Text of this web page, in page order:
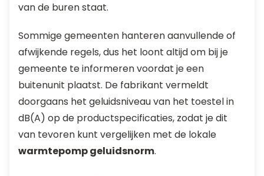
van de buren staat.
Sommige gemeenten hanteren aanvullende of
afwijkende regels, dus het loont altijd om bij je
gemeente te informeren voordat je een
buitenunit plaatst. De fabrikant vermeldt
doorgaans het geluidsniveau van het toestel in
dB(A) op de productspecificaties, zodat je dit
van tevoren kunt vergelijken met de lokale
warmtepomp geluidsnorm.